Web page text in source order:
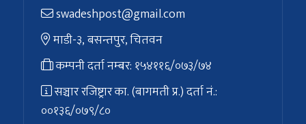
swadeshpost@gmail.com
माडी-३, बसन्तपुर, चितवन
कम्पनी दर्ता नम्बर: १५४११६/०७३/७४
सञ्चार रजिष्ट्रार का. (बागमती प्र.) दर्ता नं.:
००१३६/०७९/८०